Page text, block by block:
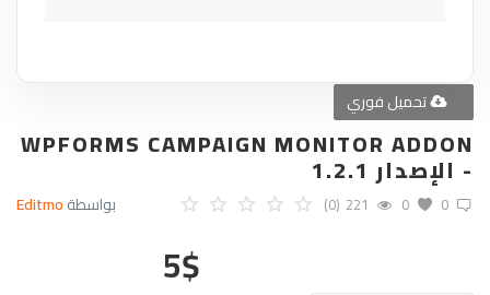
تحميل فوري
WPFORMS CAMPAIGN MONITOR ADDON
- الإصدار 1.2.1
بواسطةEditmo 0
(0) 0
221
5$